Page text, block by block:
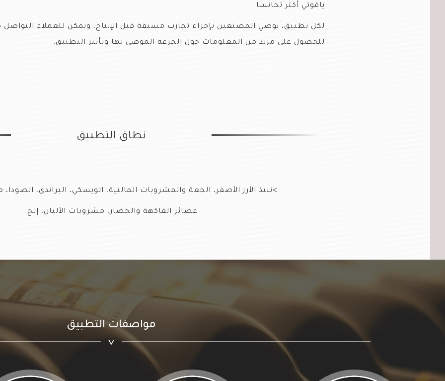
ياقوتي أكثر تجانسا.
لكل تطبيق، نوصي المصنعين بإجراء تجارب مسبقة قبل الإنتاج. ويمكن للعملاء
للحصول على مزيد من المعلومات حول الجرعة الموصى بها وتأثير التطبيق.
نطاق التطبيق
>نبيذ الأرز الأصفر، الجعة والمشروبات المالتية، الويسكي، البراندي،
عصائر الفاكهة والخضار، مشروبات الألبان، إلخ.
مواصفات التطبيق